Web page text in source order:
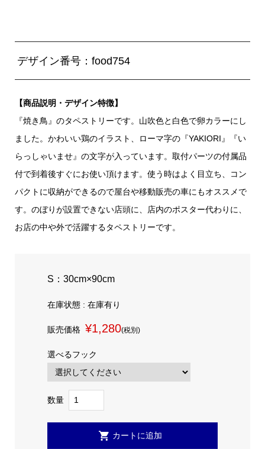
デザイン番号：food754
【商品説明・デザイン特徴】
『焼き鳥』のタペストリーです。山吹色と白色で卵カラーにし
ました。かわいい鶏のイラスト、ローマ字の『YAKIORI』『い
らっしゃいませ』の文字が入っています。取付パーツの付属品
付で到着後すぐにお使い頂けます。使う時はよく目立ち、コン
パクトに収納ができるので屋台や移動販売の車にもオススメで
す。のぼりが設置できない店頭に、店内のポスター代わりに、
お店の中や外で活躍するタペストリーです。
S：30cm×90cm
在庫状態 : 在庫有り
販売価格 ¥1,280(税別)
選べるフック
数量